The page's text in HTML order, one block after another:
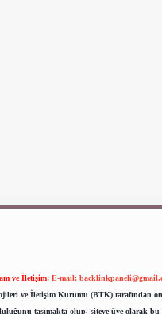
ve İletişim: E-mail:
ve İletişim Kurumu (BTK) tarafından
taşımakta olup, siteye üye olarak